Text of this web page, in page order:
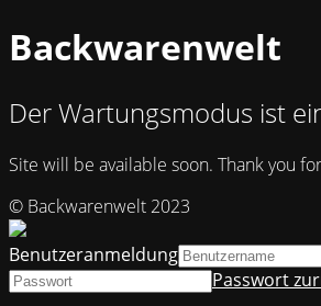
Backwarenwelt
Der Wartungsmodus ist
Site will be available soon. Thank you
© Backwarenwelt 2023
Benutzeranmeldung
Passwort